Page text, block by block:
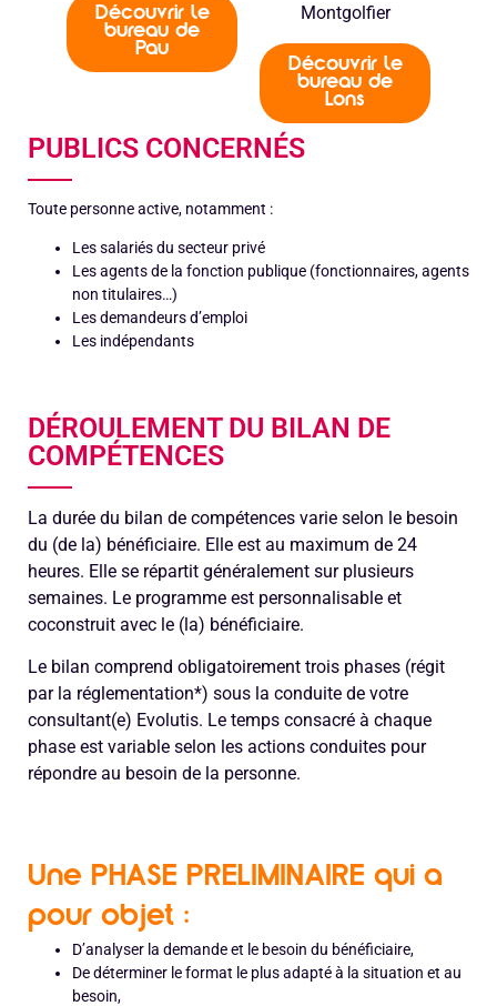
Découvrir le
bureau de
Pau
Montgolfier
Découvrir le
bureau de
Lons
PUBLICS CONCERNÉS
Toute personne active, notamment :
Les salariés du secteur privé
Les agents de la fonction publique (fonctionnaires, agents
non titulaires…)
Les demandeurs d’emploi
Les indépendants
DÉROULEMENT DU BILAN DE
COMPÉTENCES
La durée du bilan de compétences varie selon le besoin
du (de la) bénéficiaire. Elle est au maximum de 24
heures. Elle se répartit généralement sur plusieurs
semaines. Le programme est personnalisable et
coconstruit avec le (la) bénéficiaire.
Le bilan comprend obligatoirement trois phases (régit
par la réglementation*) sous la conduite de votre
consultant(e) Evolutis. Le temps consacré à chaque
phase est variable selon les actions conduites pour
répondre au besoin de la personne.
Une PHASE PRELIMINAIRE qui a
pour objet :
D’analyser la demande et le besoin du bénéficiaire,
De déterminer le format le plus adapté à la situation et au
besoin,